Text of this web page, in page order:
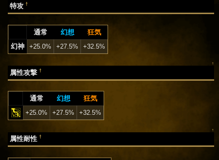
特攻†
通常 幻想
狂気
幻神
+25.0% +27.5% +32.5%
↑
属性攻撃†
通常 幻想 狂気
+25.0% +27.5% +32.5%
↑
属性耐性†